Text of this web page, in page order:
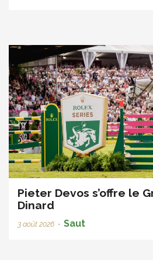
Pieter Devos s’offre le
Dinard
3 août 2026 • Saut